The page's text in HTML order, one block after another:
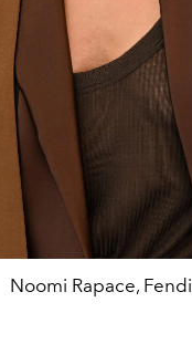
Noomi Rapace, Fendi